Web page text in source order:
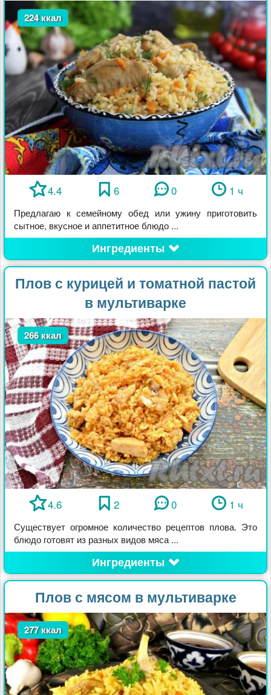
224 ккал
4.4 6 0 1 ч
Предлагаю к семейному обед или ужину приготовить
сытное, вкусное и аппетитное блюдо ...
Ингредиенты
Плов с курицей и томатной пастой
в мультиварке
266 ккал
4.6 2 0 1 ч
Существует огромное количество рецептов плова. Это
блюдо готовят из разных видов мяса ...
Ингредиенты
Плов с мясом в мультиварке
277 ккал